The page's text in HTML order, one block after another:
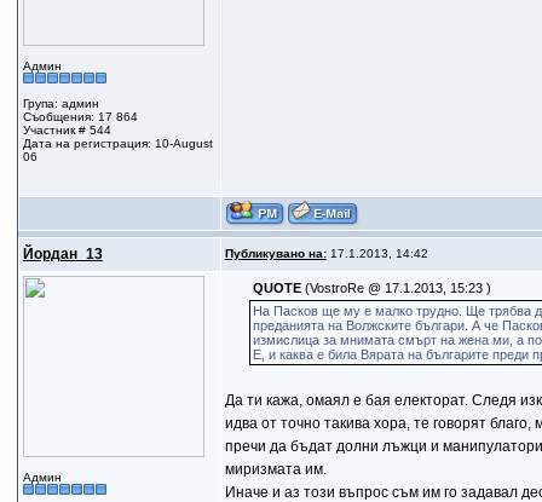
Админ
Група: админ
Съобщения: 17 864
Участник # 544
Дата на регистрация: 10-August
06
Йордан_13 Публикувано на:17.1.2013, 14:42
Админ
QUOTE (VostroRe @ 17.1.2013, 15:23 )
На Пасков ще му е малко трудно. Ще трябва
преданията на Волжските българи. А че
измислица за мнимата смърт на жена ми, а
Е, и каква е била Вярата на българите преди
Да ти кажа, омаял е бая електорат. Следя
идва от точно такива хора, те говорят
пречи да бъдат долни лъжци и
миризмата им.
Иначе и аз този въпрос съм им го задавал